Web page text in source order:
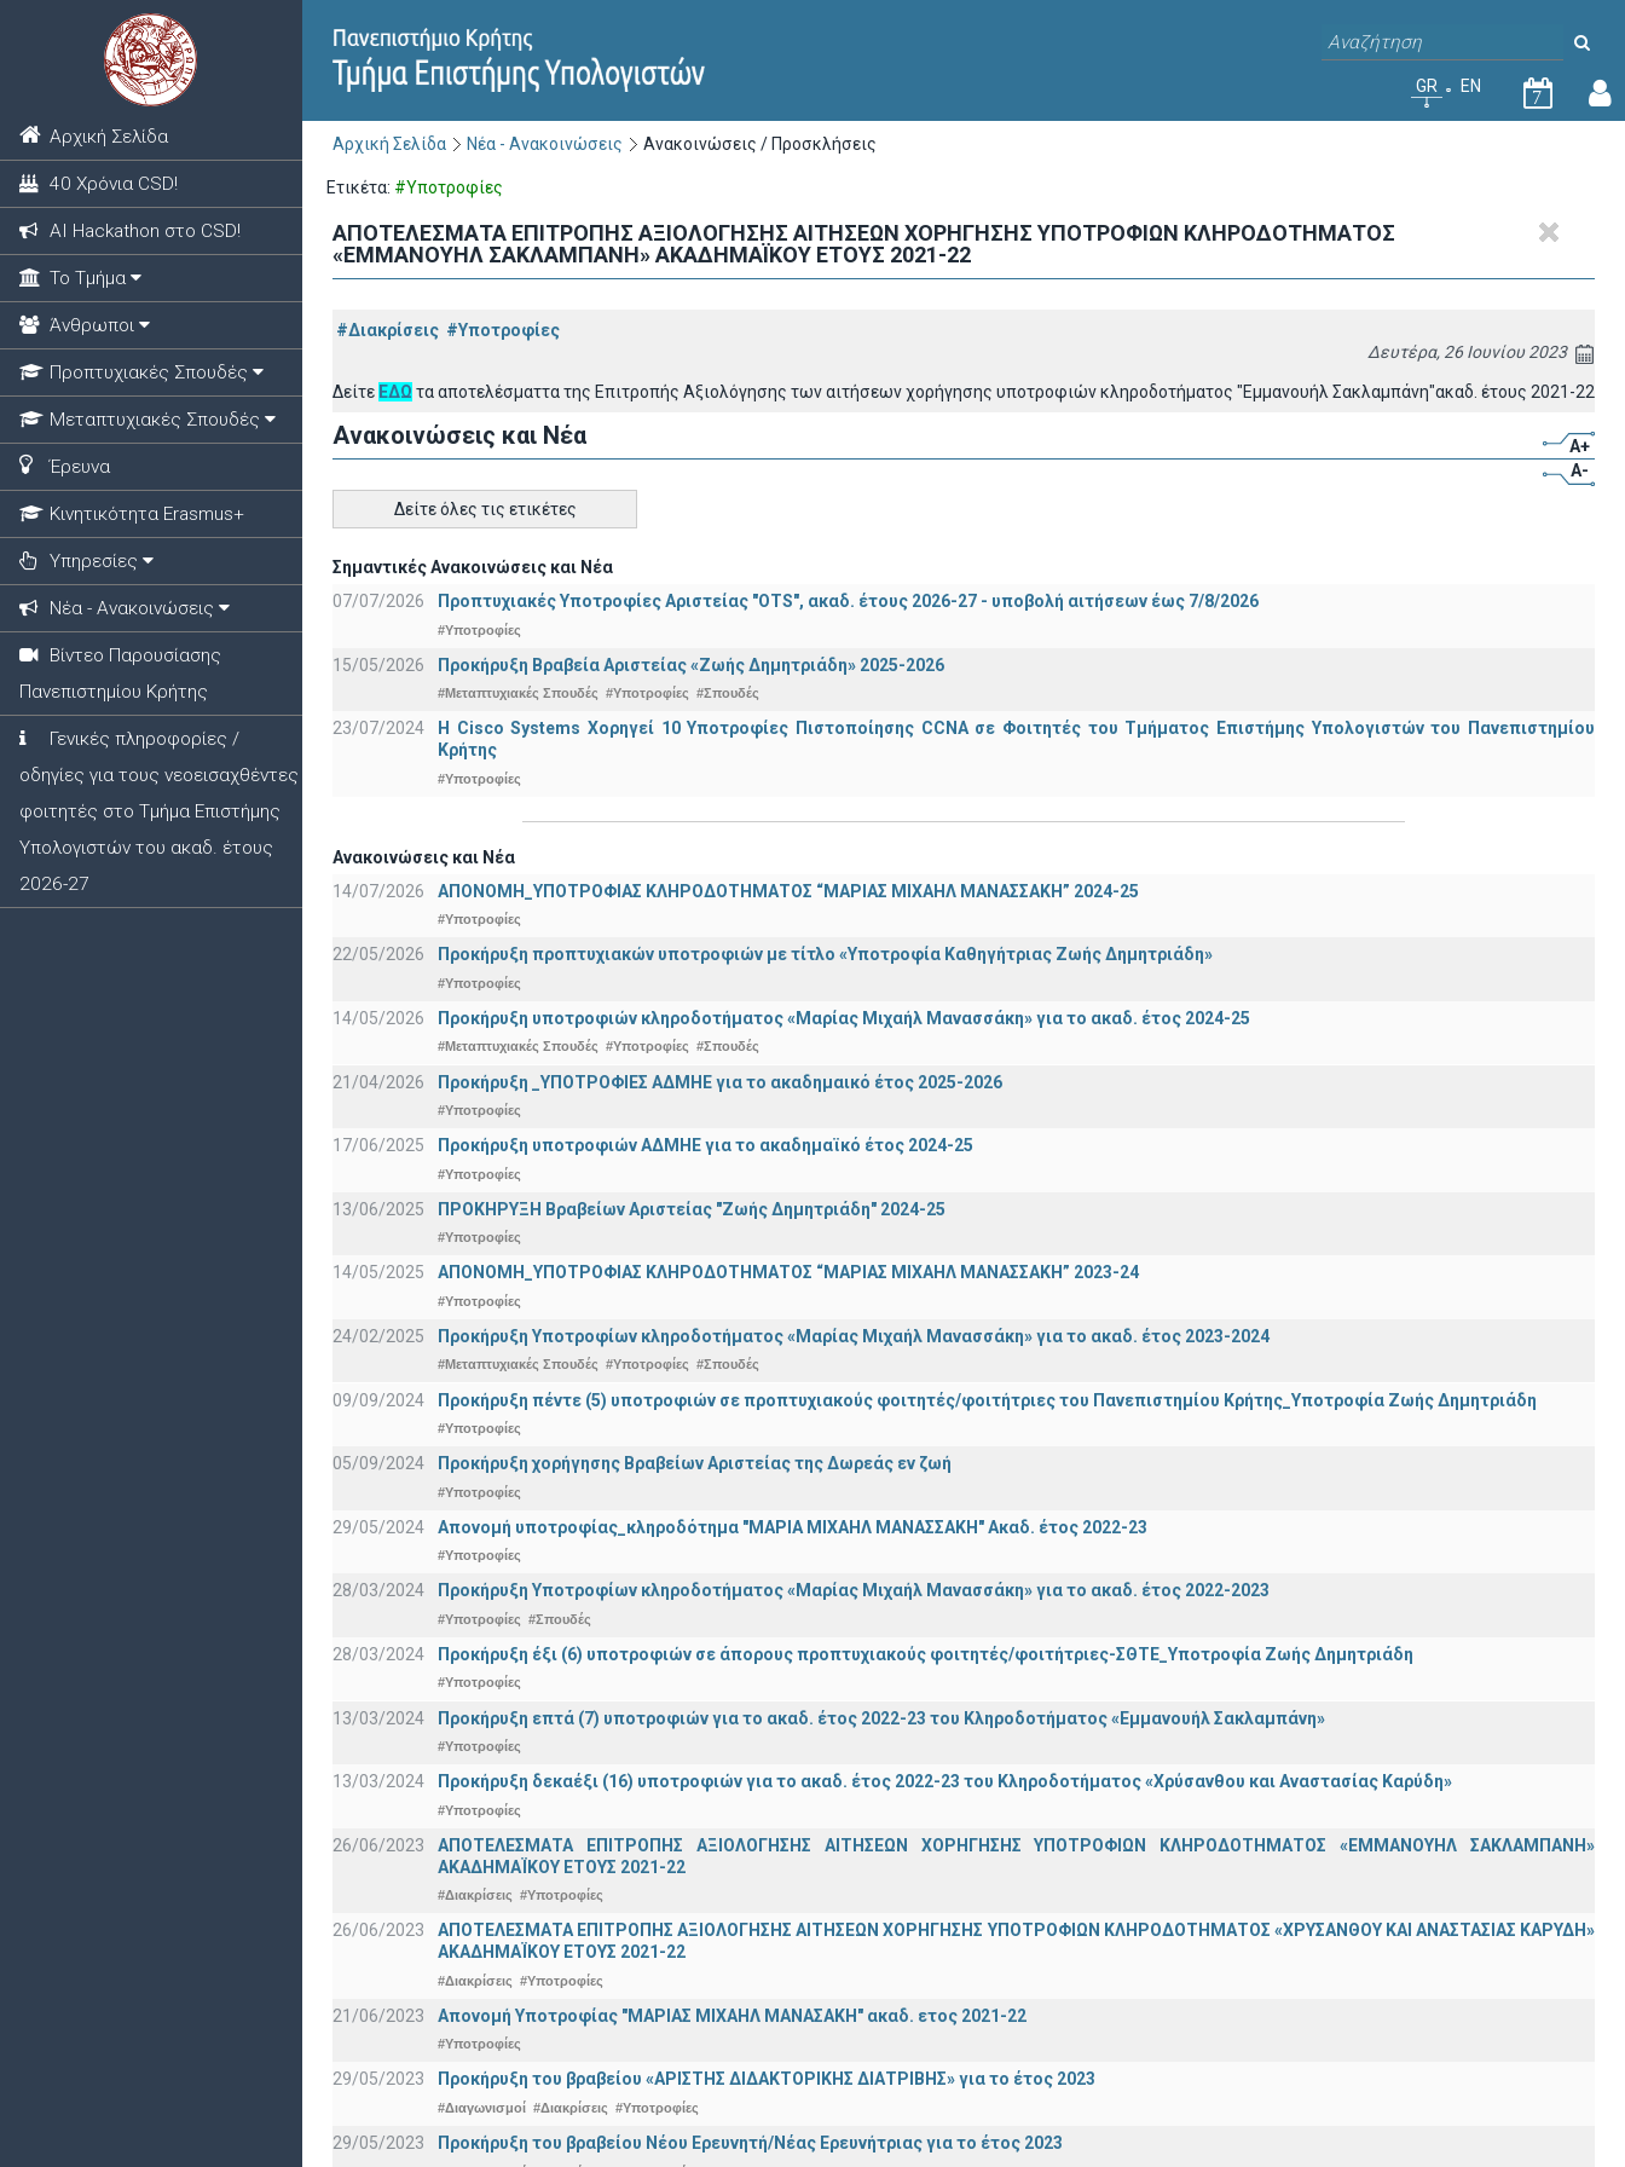
Αρχική Σελίδα
40 Χρόνια CSD!
ΑΙ Hackathon στο CSD!
Το Τμήμα
Άνθρωποι
Προπτυχιακές Σπουδές
Μεταπτυχιακές Σπουδές
Έρευνα
Κινητικότητα Erasmus+
Υπηρεσίες
Νέα - Ανακοινώσεις
Βίντεο Παρουσίασης
Πανεπιστημίου Κρήτης
Γενικές πληροφορίες /
οδηγίες για τους νεοεισαχθέντες
φοιτητές στο Τμήμα Επιστήμης
Υπολογιστών του ακαδ. έτους
2026-27
GR EN
7
Αρχική Σελίδα Νέα - Ανακοινώσεις Ανακοινώσεις / Προσκλήσεις
Ετικέτα: #Υποτροφίες
ΑΠΟΤΕΛΕΣΜΑΤΑ ΕΠΙΤΡΟΠΗΣ ΑΞΙΟΛΟΓΗΣΗΣ ΑΙΤΗΣΕΩΝ ΧΟΡΗΓΗΣΗΣ ΥΠΟΤΡΟΦΙΩΝ ΚΛΗΡΟΔΟΤΗΜΑΤΟΣ
«ΕΜΜΑΝΟΥΗΛ ΣΑΚΛΑΜΠΑΝΗ» ΑΚΑΔΗΜΑΪΚΟΥ ΕΤΟΥΣ 2021-22
#Διακρίσεις #Υποτροφίες
Δευτέρα, 26 Ιουνίου 2023
Δείτε ΕΔΩ τα αποτελέσματτα της Επιτροπής Αξιολόγησης των αιτήσεων χορήγησης υποτροφιών κληροδοτήματος "Εμμανουήλ Σακλαμπάνη"ακαδ. έτους 2021-22
Ανακοινώσεις και Νέα
A+
A-
Δείτε όλες τις ετικέτες
Σημαντικές Ανακοινώσεις και Νέα
07/07/2026
Προπτυχιακές Υποτροφίες Αριστείας "OTS", ακαδ. έτους 2026-27 - υποβολή αιτήσεων έως 7/8/2026
#Υποτροφίες
15/05/2026 Προκήρυξη Βραβεία Αριστείας «Ζωής Δημητριάδη» 2025-2026
#Μεταπτυχιακές Σπουδές #Υποτροφίες #Σπουδές
23/07/2024
Η Cisco Systems Χορηγεί 10 Υποτροφίες Πιστοποίησης CCNA σε Φοιτητές του Τμήματος Επιστήμης Υπολογιστών του Πανεπιστημίου
Κρήτης
#Υποτροφίες
Ανακοινώσεις και Νέα
14/07/2026
ΑΠΟΝΟΜΗ_ΥΠΟΤΡΟΦΙΑΣ ΚΛΗΡΟΔΟΤΗΜΑΤΟΣ “ΜΑΡΙΑΣ ΜΙΧΑΗΛ ΜΑΝΑΣΣΑΚΗ” 2024-25
#Υποτροφίες
22/05/2026 Προκήρυξη προπτυχιακών υποτροφιών με τίτλο «Υποτροφία Καθηγήτριας Ζωής Δημητριάδη»
#Υποτροφίες
14/05/2026 Προκήρυξη υποτροφιών κληροδοτήματος «Μαρίας Μιχαήλ Μανασσάκη» για το ακαδ. έτος 2024-25
#Μεταπτυχιακές Σπουδές #Υποτροφίες #Σπουδές
21/04/2026 Προκήρυξη _ΥΠΟΤΡΟΦΙΕΣ ΑΔΜΗΕ για το ακαδημαικό έτος 2025-2026
#Υποτροφίες
17/06/2025 Προκήρυξη υποτροφιών ΑΔΜΗΕ για το ακαδημαϊκό έτος 2024-25
#Υποτροφίες
13/06/2025 ΠΡΟΚΗΡΥΞΗ Βραβείων Αριστείας "Ζωής Δημητριάδη" 2024-25
#Υποτροφίες
14/05/2025 ΑΠΟΝΟΜΗ_ΥΠΟΤΡΟΦΙΑΣ ΚΛΗΡΟΔΟΤΗΜΑΤΟΣ “ΜΑΡΙΑΣ ΜΙΧΑΗΛ ΜΑΝΑΣΣΑΚΗ” 2023-24
#Υποτροφίες
24/02/2025 Προκήρυξη Υποτροφίων κληροδοτήματος «Μαρίας Μιχαήλ Μανασσάκη» για το ακαδ. έτος 2023-2024
#Μεταπτυχιακές Σπουδές #Υποτροφίες #Σπουδές
09/09/2024 Προκήρυξη πέντε (5) υποτροφιών σε προπτυχιακούς φοιτητές/φοιτήτριες του Πανεπιστημίου Κρήτης_Υποτροφία Ζωής Δημητριάδη
#Υποτροφίες
05/09/2024 Προκήρυξη χορήγησης Βραβείων Αριστείας της Δωρεάς εν ζωή
#Υποτροφίες
29/05/2024 Απονομή υποτροφίας_κληροδότημα "ΜΑΡΙΑ ΜΙΧΑΗΛ ΜΑΝΑΣΣΑΚΗ" Ακαδ. έτος 2022-23
#Υποτροφίες
28/03/2024 Προκήρυξη Υποτροφίων κληροδοτήματος «Μαρίας Μιχαήλ Μανασσάκη» για το ακαδ. έτος 2022-2023
#Υποτροφίες #Σπουδές
28/03/2024 Προκήρυξη έξι (6) υποτροφιών σε άπορους προπτυχιακούς φοιτητές/φοιτήτριες-ΣΘΤΕ_Υποτροφία Ζωής Δημητριάδη
#Υποτροφίες
13/03/2024 Προκήρυξη επτά (7) υποτροφιών για το ακαδ. έτος 2022-23 του Κληροδοτήματος «Εμμανουήλ Σακλαμπάνη»
#Υποτροφίες
13/03/2024 Προκήρυξη δεκαέξι (16) υποτροφιών για το ακαδ. έτος 2022-23 του Κληροδοτήματος «Χρύσανθου και Αναστασίας Καρύδη»
#Υποτροφίες
26/06/2023
ΑΠΟΤΕΛΕΣΜΑΤΑ ΕΠΙΤΡΟΠΗΣ ΑΞΙΟΛΟΓΗΣΗΣ ΑΙΤΗΣΕΩΝ ΧΟΡΗΓΗΣΗΣ ΥΠΟΤΡΟΦΙΩΝ ΚΛΗΡΟΔΟΤΗΜΑΤΟΣ «ΕΜΜΑΝΟΥΗΛ ΣΑΚΛΑΜΠΑΝΗ»
ΑΚΑΔΗΜΑΪΚΟΥ ΕΤΟΥΣ 2021-22
#Διακρίσεις #Υποτροφίες
26/06/2023
ΑΠΟΤΕΛΕΣΜΑΤΑ ΕΠΙΤΡΟΠΗΣ ΑΞΙΟΛΟΓΗΣΗΣ ΑΙΤΗΣΕΩΝ ΧΟΡΗΓΗΣΗΣ ΥΠΟΤΡΟΦΙΩΝ ΚΛΗΡΟΔΟΤΗΜΑΤΟΣ «ΧΡΥΣΑΝΘΟΥ ΚΑΙ ΑΝΑΣΤΑΣΙΑΣ ΚΑΡΥΔΗ»
ΑΚΑΔΗΜΑΪΚΟΥ ΕΤΟΥΣ 2021-22
#Διακρίσεις #Υποτροφίες
21/06/2023 Απονομή Υποτροφίας "ΜΑΡΙΑΣ ΜΙΧΑΗΛ ΜΑΝΑΣΑΚΗ" ακαδ. ετος 2021-22
#Υποτροφίες
29/05/2023 Προκήρυξη του βραβείου «ΑΡΙΣΤΗΣ ΔΙΔΑΚΤΟΡΙΚΗΣ ΔΙΑΤΡΙΒΗΣ» για το έτος 2023
#Διαγωνισμοί #Διακρίσεις #Υποτροφίες
29/05/2023 Προκήρυξη του βραβείου Νέου Ερευνητή/Νέας Ερευνήτριας για το έτος 2023